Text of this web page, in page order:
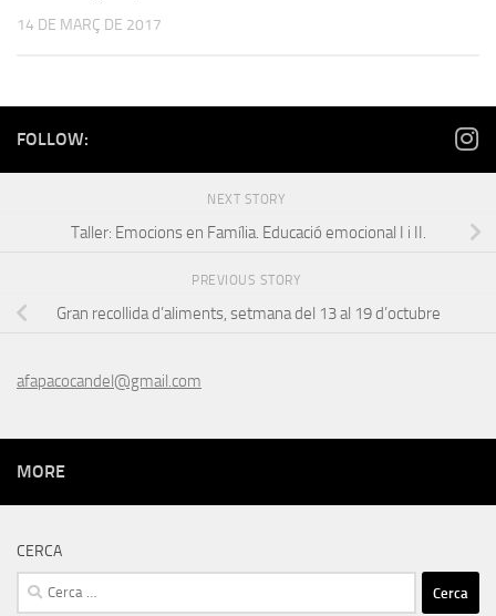
14 DE MARÇ DE 2017
FOLLOW:
NEXT STORY
Taller: Emocions en Família. Educació emocional I i II.
PREVIOUS STORY
Gran recollida d’aliments, setmana del 13 al 19 d’octubre
afapacocandel@gmail.com
MORE
CERCA
Cerca: